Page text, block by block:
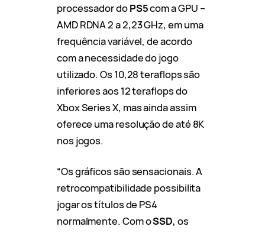
processador doPS5com a GPU –
AMD RDNA 2 a 2,23 GHz, em uma
frequência variável, de acordo
com a necessidade do jogo
utilizado. Os 10,28 teraflops são
inferiores aos 12 teraflops do
Xbox Series X, mas ainda assim
oferece uma resolução de até 8K
nos jogos.
“Os gráficos são sensacionais. A
retrocompatibilidade possibilita
jogar os títulos de PS4
normalmente. Com oSSD, os